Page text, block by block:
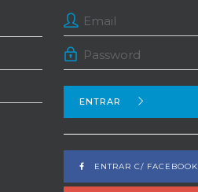
ENTRAR
ENTRAR C/ FACEBOOK